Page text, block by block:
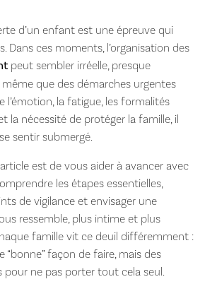
d’un enfant est une épreuve qui
Dans ces moments, l’organisation des
peut sembler irréelle, presque
même que des démarches urgentes
l’émotion, la fatigue, les formalités
la nécessité de protéger la famille, il
sentir submergé.
est de vous aider à avancer avec
les étapes essentielles,
de vigilance et envisager une
ressemble, plus intime et plus
famille vit ce deuil différemment :
“bonne” façon de faire, mais des
pour ne pas porter tout cela seul.